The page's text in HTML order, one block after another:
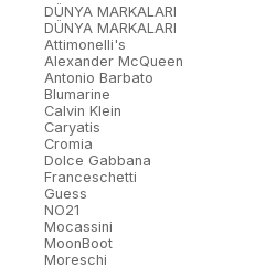
DÜNYA MARKALARI
DÜNYA MARKALARI
Attimonelli's
Alexander McQueen
Antonio Barbato
Blumarine
Calvin Klein
Caryatis
Cromia
Dolce Gabbana
Franceschetti
Guess
NO21
Mocassini
MoonBoot
Moreschi